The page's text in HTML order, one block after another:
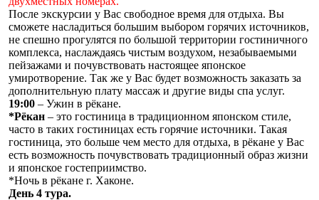
После экскурсии у Вас свободное время для отдыха. Вы
сможете насладиться большим выбором горячих источников,
не спешно прогулятся по большой территории гостиничного
комплекса, наслаждаясь чистым воздухом, незабываемыми
пейзажами и почувствовать настоящее японское
умиротворение. Так же у Вас будет возможность заказать за
дополнительную плату массаж и другие виды спа услуг.
19:00 – Ужин в рёкане.
*Рёкан – это гостиница в традиционном японском стиле,
часто в таких гостиницах есть горячие источники. Такая
гостиница, это больше чем место для отдыха, в рёкане у Вас
есть возможность почувствовать традиционный образ жизни
и японское гостеприимство.
*Ночь в рёкане г. Хаконе.
День 4 тура.